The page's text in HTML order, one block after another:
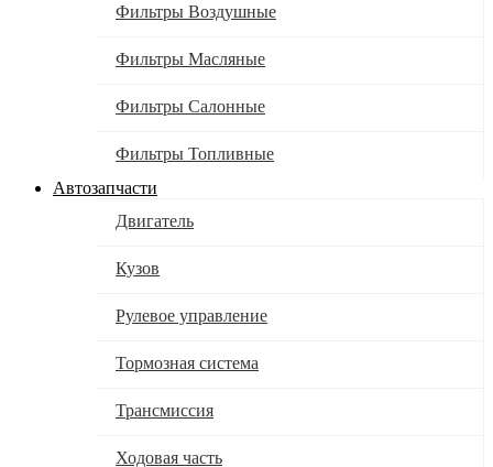
Фильтры Воздушные
Фильтры Масляные
Фильтры Салонные
Фильтры Топливные
Автозапчасти
Двигатель
Кузов
Рулевое управление
Тормозная система
Трансмиссия
Ходовая часть